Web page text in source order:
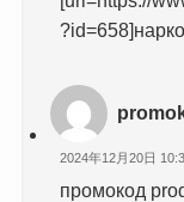
2024年12月20日
промокод